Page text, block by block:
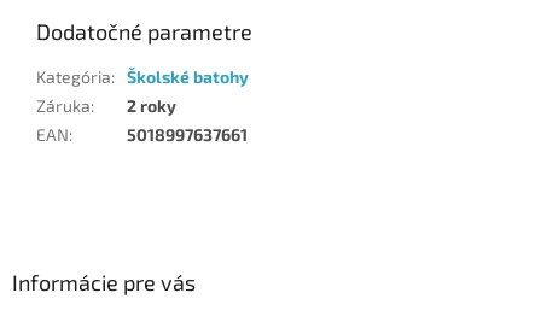
Dodatočné parametre
Kategória: Školské batohy
Záruka:
2 roky
EAN: 5018997637661
Informácie pre vás